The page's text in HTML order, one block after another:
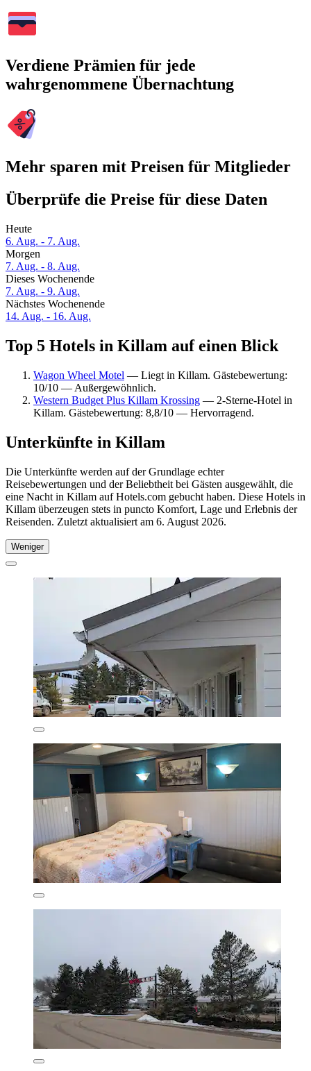
Verdiene Prämien für jede
wahrgenommene Übernachtung
Mehr sparen mit Preisen für Mitglieder
Überprüfe die Preise für diese Daten
Heute
6. Aug. - 7. Aug.
Morgen
7. Aug. - 8. Aug.
Dieses Wochenende
7. Aug. - 9. Aug.
Nächstes Wochenende
14. Aug. - 16. Aug.
Top 5 Hotels in Killam auf einen Blick
Wagon Wheel Motel — Liegt in Killam. Gästebewertung:
10/10 — Außergewöhnlich.
Western Budget Plus Killam Krossing — 2-Sterne-Hotel in
Killam. Gästebewertung: 8,8/10 — Hervorragend.
Unterkünfte in Killam
Die Unterkünfte werden auf der Grundlage echter
Reisebewertungen und der Beliebtheit bei Gästen ausgewählt, die
eine Nacht in Killam auf Hotels.com gebucht haben. Diese Hotels in
Killam überzeugen stets in puncto Komfort, Lage und Erlebnis der
Reisenden. Zuletzt aktualisiert am 6. August 2026.
Weniger